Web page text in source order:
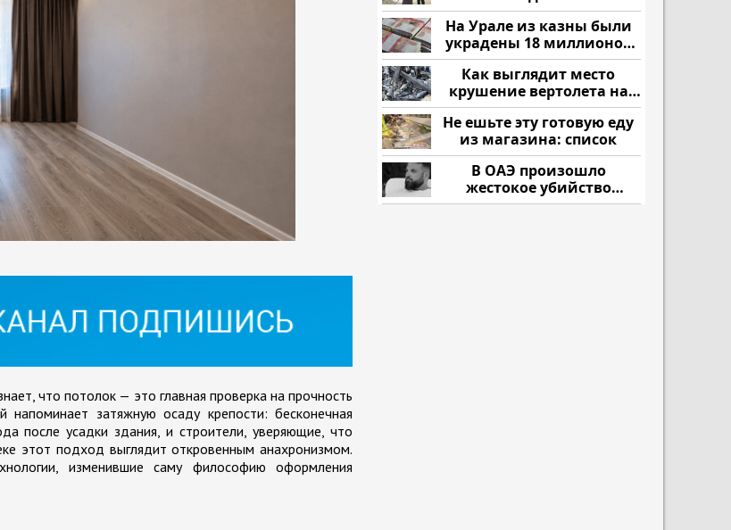
что потолок — это главная проверка на прочность
напоминает затяжную осаду крепости: бесконечная
после усадки здания, и строители, уверяющие, что
этот подход выглядит откровенным анахронизмом.
изменившие саму философию оформления
На Урале из казны были
украдены 18 миллионов
рублей
Как выглядит место
крушение вертолета на
Кавказе: смотреть
Не ешьте эту готовую еду
из магазина: список
В ОАЭ произошло
жестокое убийство
криптомиллионера